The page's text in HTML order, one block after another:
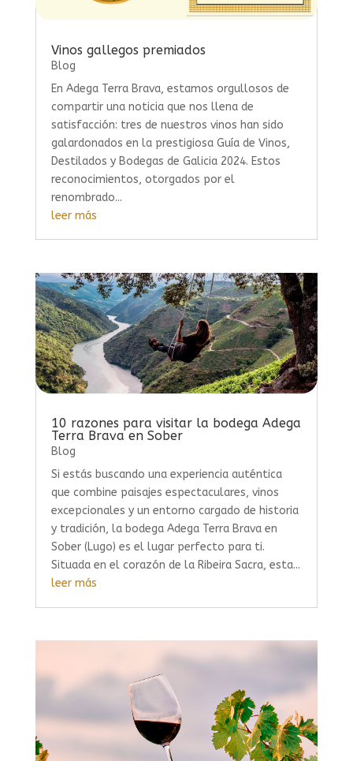
Vinos gallegos premiados
Blog
En Adega Terra Brava, estamos orgullosos de
compartir una noticia que nos llena de
satisfacción: tres de nuestros vinos han sido
galardonados en la prestigiosa Guía de Vinos,
Destilados y Bodegas de Galicia 2024. Estos
reconocimientos, otorgados por el
renombrado...
leer más
10 razones para visitar la bodega Adega
Terra Brava en Sober
Blog
Si estás buscando una experiencia auténtica
que combine paisajes espectaculares, vinos
excepcionales y un entorno cargado de historia
y tradición, la bodega Adega Terra Brava en
Sober (Lugo) es el lugar perfecto para ti.
Situada en el corazón de la Ribeira Sacra, esta...
leer más